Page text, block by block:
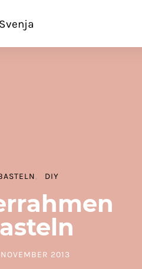
DIY
ON
2013